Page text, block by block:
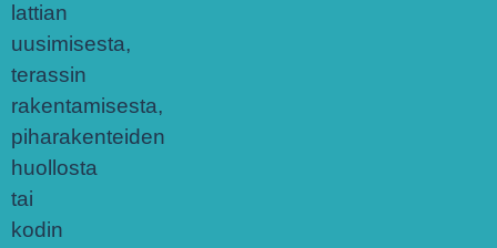
lattian
uusimisesta,
terassin
rakentamisesta,
piharakenteiden
huollosta
tai
kodin